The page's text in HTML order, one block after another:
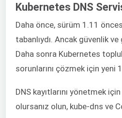
Kubernetes DNS
Daha önce, sürüm 1.11
tabanlıydı. Ancak güvenlik
Daha sonra Kubernetes
sorunlarını çözmek için yeni
DNS kayıtlarını yönetmek
olursanız olun, kube-dns ve